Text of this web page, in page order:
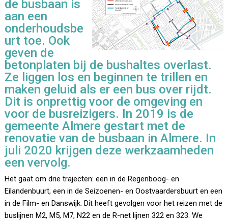
de busbaan is
aan een
onderhoudsbe
urt toe. Ook
geven de
betonplaten bij de bushaltes overlast.
Ze liggen los en beginnen te trillen en
maken geluid als er een bus over rijdt.
Dit is onprettig voor de omgeving en
voor de busreizigers. In 2019 is de
gemeente Almere gestart met de
renovatie van de busbaan in Almere. In
juli 2020 krijgen deze werkzaamheden
een vervolg.
Het gaat om drie trajecten: een in de Regenboog- en
Eilandenbuurt, een in de Seizoenen- en Oostvaardersbuurt en een
in de Film- en Danswijk. Dit heeft gevolgen voor het reizen met de
buslijnen M2, M5, M7, N22 en de R-net lijnen 322 en 323. We